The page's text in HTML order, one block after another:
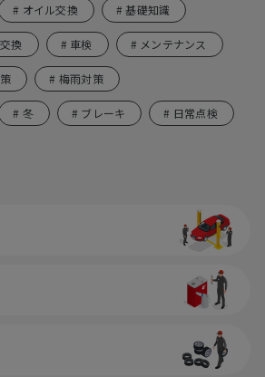
# オイル交換 # 基礎知識
換 # 車検 # メンテナンス
# 梅雨対策
# 冬 # ブレーキ # 日常点検